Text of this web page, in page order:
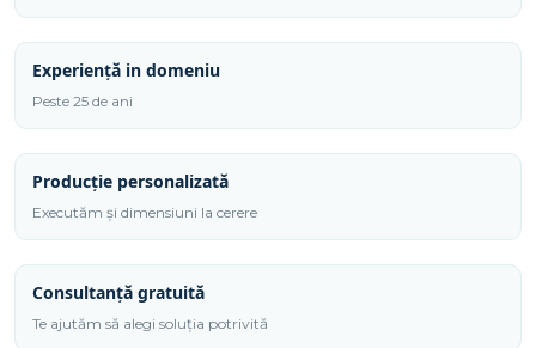
1000x600x3
mm
Experiență in domeniu
Peste 25 de ani
Producție personalizată
Executăm și dimensiuni la cerere
Consultanță gratuită
Te ajutăm să alegi soluția potrivită